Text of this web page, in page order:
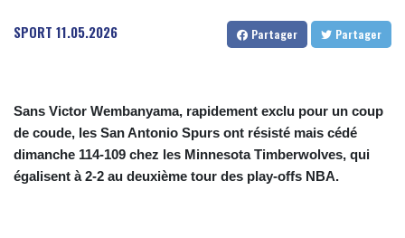
SPORT 11.05.2026 Partager Partager
Sans Victor Wembanyama, rapidement exclu pour un coup
de coude, les San Antonio Spurs ont résisté mais cédé
dimanche 114-109 chez les Minnesota Timberwolves, qui
égalisent à 2-2 au deuxième tour des play-offs NBA.